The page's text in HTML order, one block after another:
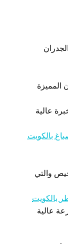
المميزة
عالية
بالكويت
والتي
بالكويت
عالية